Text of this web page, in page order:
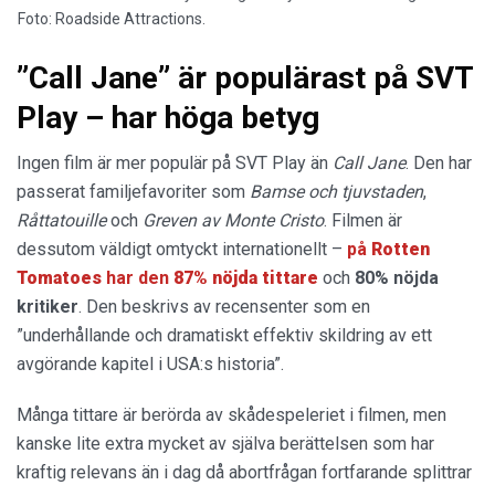
Foto: Roadside Attractions.
”Call Jane” är populärast på SVT
Play – har höga betyg
Ingen film är mer populär på SVT Play än Call Jane. Den har
passerat familjefavoriter som Bamse och tjuvstaden,
Råttatouilleoch Greven av Monte Cristo. Filmen är
dessutom väldigt omtyckt internationellt – på Rotten
Tomatoes har den 87% nöjda tittare och 80% nöjda
kritiker. Den beskrivs av recensenter som en
”underhållande och dramatiskt effektiv skildring av ett
avgörande kapitel i USA:s historia”.
Många tittare är berörda av skådespeleriet i filmen, men
kanske lite extra mycket av själva berättelsen som har
kraftig relevans än i dag då abortfrågan fortfarande splittrar